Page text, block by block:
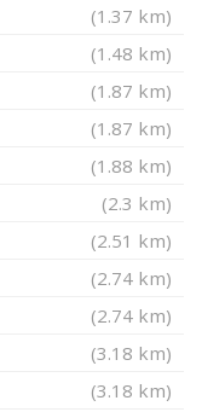
(1.37 km)
(1.48 km)
(1.87 km)
(1.87 km)
(1.88 km)
(2.3 km)
(2.51 km)
(2.74 km)
(2.74 km)
(3.18 km)
(3.18 km)